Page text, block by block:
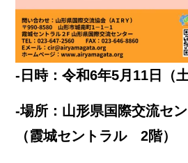
‐日時：令和6年5月11日（
‐場所：山形県国際交流セ
（霞城セントラル 2階）